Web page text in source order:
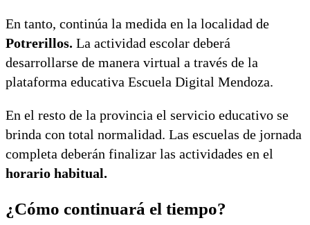
En tanto, continúa la medida en la localidad de
Potrerillos. La actividad escolar deberá
desarrollarse de manera virtual a través de la
plataforma educativa Escuela Digital Mendoza.
En el resto de la provincia el servicio educativo se
brinda con total normalidad. Las escuelas de jornada
completa deberán finalizar las actividades en el
horario habitual.
¿Cómo continuará el tiempo?